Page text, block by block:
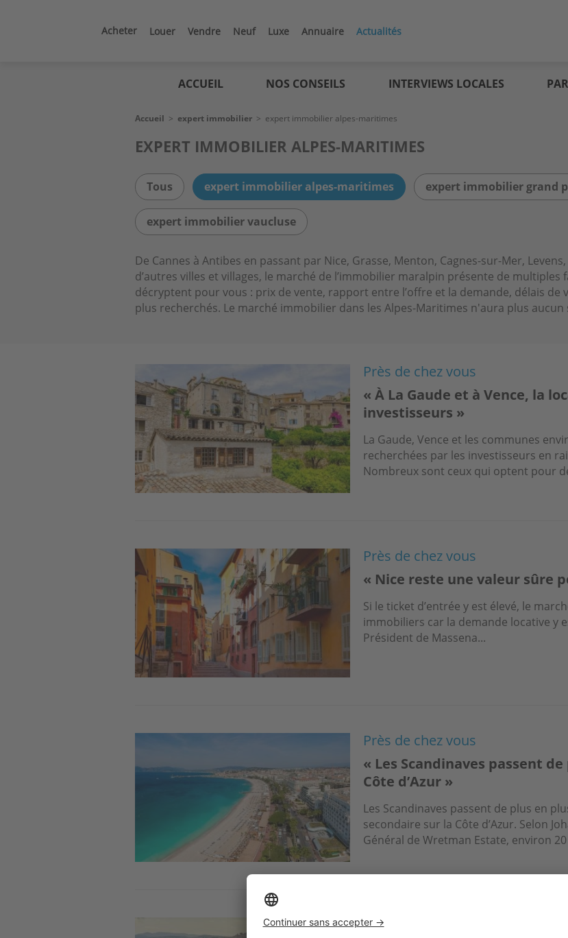
Acheter Louer Vendre Neuf Luxe Annuaire Actualités
ACCUEIL NOS CONSEILS INTERVIEWS LOCALES
Fil
Accueil > expert immobilier > expert immobilier alpes-maritimes
EXPERT IMMOBILIER ALPES-MARITIMES
Tous expert immobilier alpes-maritimes expert immobilier grand
expert immobilier vaucluse
De Cannes à Antibes en passant par Nice, Grasse, Menton, Cagnes-sur-Mer,
d’autres villes et villages, le marché de l’immobilier maralpin présente de multiples
décryptent pour vous : prix de vente, rapport entre l’offre et la demande, délais de
plus recherchés. Le marché immobilier dans les Alpes-Maritimes n'aura plus
Près de chez vous
« À La Gaude et à Vence, la
investisseurs »
La Gaude, Vence et les communes
recherchées par les investisseurs en
Nombreux sont ceux qui optent pour
Image
Près de chez vous
« Nice reste une valeur sûre
Si le ticket d’entrée y est élevé, le
immobiliers car la demande locative y
Président de Massena...
Près de chez vous
« Les Scandinaves passent
Côte d’Azur »
Les Scandinaves passent de plus en
secondaire sur la Côte d’Azur. Selon
Général de Wretman Estate, environ 20
Près de chez vous